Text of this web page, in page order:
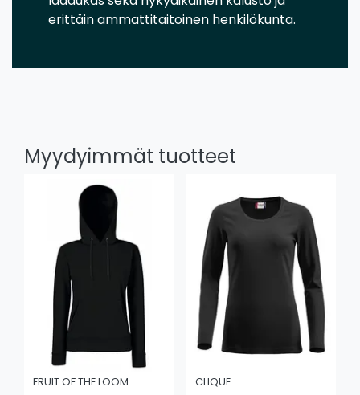
erittäin ammattitaitoinen henkilökunta.
Myydyimmät tuotteet
FRUIT OF THE LOOM CLIQUE